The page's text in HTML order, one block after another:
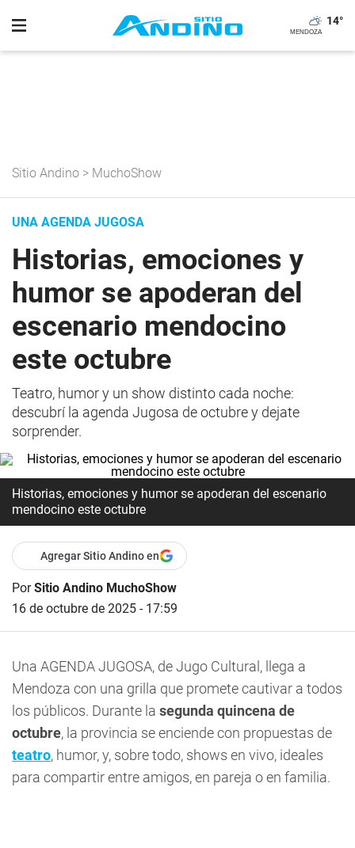
14°
Sitio Andino > MuchoShow
UNA AGENDA JUGOSA
Historias, emociones y
humor se apoderan del
escenario mendocino
este octubre
Teatro, humor y un show distinto cada noche:
descubrí la agenda Jugosa de octubre y dejate
sorprender.
Historias, emociones y humor se apoderan del escenario
mendocino este octubre
Agregar Sitio Andino en
PorSitio Andino MuchoShow
16 de octubre de 2025 - 17:59
Una AGENDA JUGOSA, de Jugo Cultural, llega a
Mendoza con una grilla que promete cautivar a todos
los públicos. Durante la segunda quincena de
octubre, la provincia se enciende con propuestas de
teatro, humor, y, sobre todo, shows en vivo, ideales
para compartir entre amigos, en pareja o en familia.